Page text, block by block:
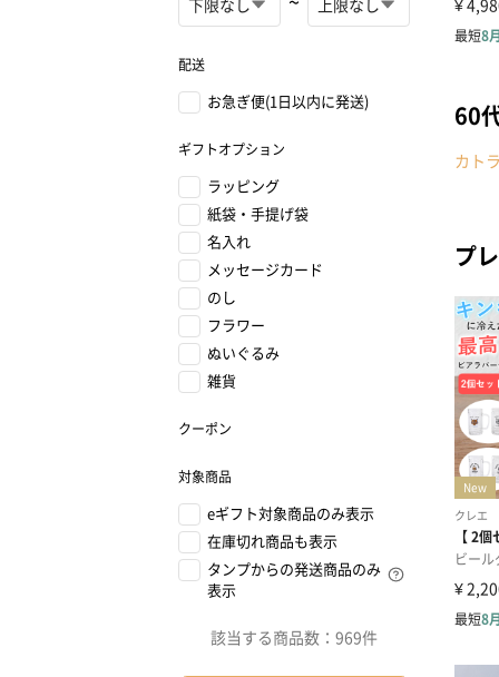
配送
お急ぎ便(1日以内に発送)
ギフトオプション
ラッピング
紙袋・手提げ袋
名入れ
メッセージカード
のし
フラワー
ぬいぐるみ
雑貨
クーポン
対象商品
eギフト対象商品のみ表示
在庫切れ商品も表示
タンプからの発送商品のみ
表示
該当する商品数： 969件
60
カト
プ